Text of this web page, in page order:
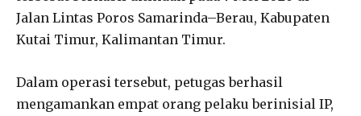
Jalan Lintas Poros Samarinda–Berau, Kabupaten
Kutai Timur, Kalimantan Timur.
Dalam operasi tersebut, petugas berhasil
mengamankan empat orang pelaku berinisial IP,